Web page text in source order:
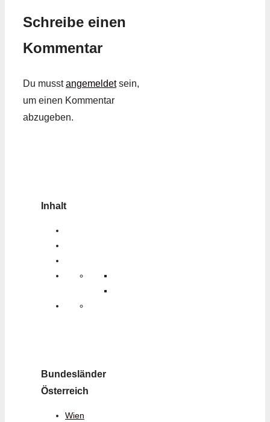
Schreibe einen
Kommentar
Du musstangemeldetsein,
um einen Kommentar
abzugeben.
Inhalt
Bundesländer
Österreich
Wien